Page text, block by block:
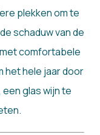
plekken om te
schaduw van de
comfortabele
het hele jaar door
glas wijn te